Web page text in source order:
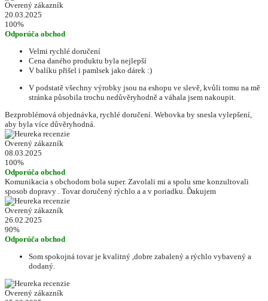
Overený zákazník
20.03.2025
100%
Odporúča obchod
Velmi rychlé doručení
Cena daného produktu byla nejlepší
V balíku přišel i pamlsek jako dárek :)
V podstatě všechny výrobky jsou na eshopu ve slevě, kvůli tomu na mě
stránka působila trochu nedůvěryhodně a váhala jsem nakoupit.
Bezproblémová objednávka, rychlé doručení. Webovka by snesla vylepšení,
aby byla více důvěryhodná.
Overený zákazník
08.03.2025
100%
Odporúča obchod
Komunikacia s obchodom bola super. Zavolali mi a spolu sme konzultovali
sposob dopravy . Tovar doručený rýchlo a a v poriadku. Ďakujem
Overený zákazník
26.02.2025
90%
Odporúča obchod
Som spokojná tovar je kvalitný ,dobre zabalený a rýchlo vybavený a
dodaný.
Overený zákazník